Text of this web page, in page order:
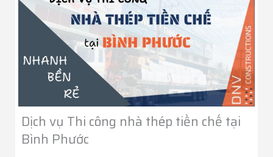
Dịch vụ Thi công nhà thép tiền chế tại
Bình Phước